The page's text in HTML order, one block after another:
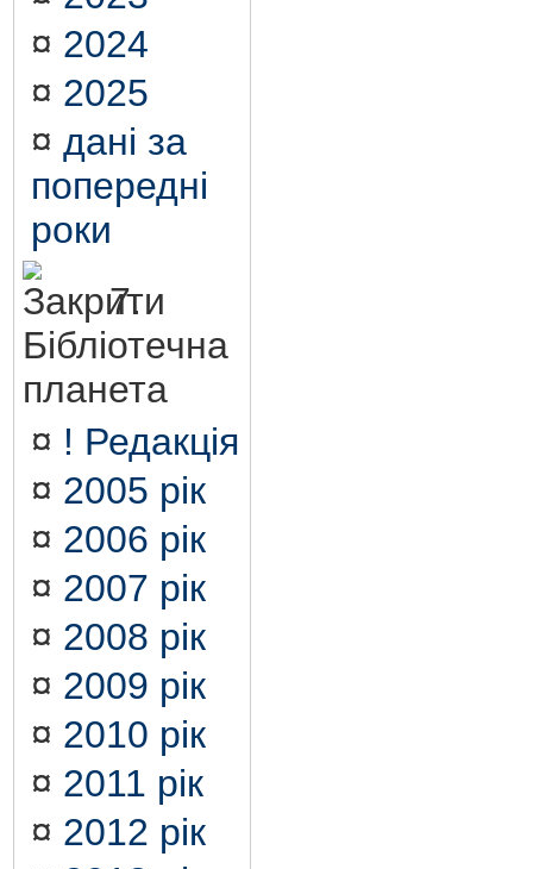
¤ 2024
¤ 2025
¤ дані за
попередні
роки
7.
Бібліотечна
планета
¤ ! Редакція
¤ 2005 рік
¤ 2006 рік
¤ 2007 рік
¤ 2008 рік
¤ 2009 рік
¤ 2010 рік
¤ 2011 рік
¤ 2012 рік